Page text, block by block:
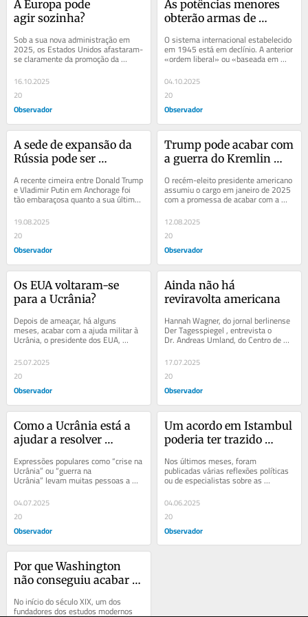
A Europa pode
agir sozinha?
Sob a sua nova administração em
2025, os Estados Unidos afastaram-
se claramente da promoção da
democracia internacional, da
integração...
16.10.2025
20
Observador
As potências menores
obterão armas de
O sistema internacional estabelecido
em 1945 está em declínio. A anterior
«ordem liberal» ou «baseada em
Unidas...
04.10.2025
20
Observador
A sede de expansão da
Rússia pode ser
A recente cimeira entre Donald Trump
e Vladimir Putin em Anchorage foi
tão embaraçosa quanto a sua última
reunião oficial em Helsínquia, em
2018....
19.08.2025
20
Observador
Trump pode acabar com
a guerra do Kremlin
O recém-eleito presidente americano
assumiu o cargo em janeiro de 2025
com a promessa de acabar com a
guerra entre a Rússia e a Ucrânia em
24...
12.08.2025
20
Observador
Os EUA voltaram-se
para a Ucrânia?
Depois de ameaçar, há alguns
meses, acabar com a ajuda militar à
Ucrânia, o presidente dos EUA,
Donald Trump, parece ter mudado de
ideias. A...
25.07.2025
20
Observador
Ainda não há
reviravolta americana
Hannah Wagner, do jornal berlinense
Der Tagesspiegel , entrevista o
Dr. Andreas Umland, do Centro de
Estudos da Europa Oriental de...
17.07.2025
20
Observador
Como a Ucrânia está a
ajudar a resolver
Expressões populares como “crise na
Ucrânia” ou “guerra na
Ucrânia” levam muitas pessoas a
acreditar que a guerra entre a Rússia
e a...
04.07.2025
20
Observador
Um acordo em Istambul
poderia ter trazido
Nos últimos meses, foram
publicadas várias reflexões políticas
ou de especialistas sobre as
negociações russo-ucranianas na
Bielorrússia e na...
04.06.2025
20
Observador
Por que Washington
não conseguiu acabar
No início do século XIX, um dos
fundadores dos estudos modernos